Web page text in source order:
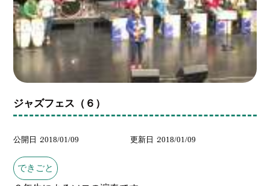
ジャズフェス（６）
公開日 2018/01/09 更新日 2018/01/09
できごと